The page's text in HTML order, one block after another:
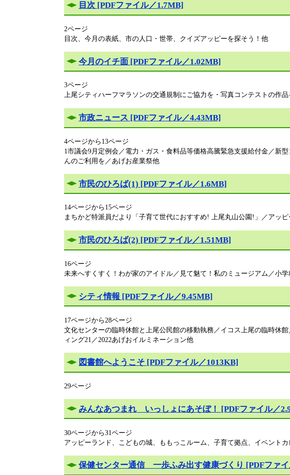
目次 [PDFファイル／1.7MB]
2ページ
目次、今月の表紙、市の人口・世帯、クイズアッピーを探そう！他
今月のイチ面 [PDFファイル／1.02MB]
3ページ
上尾シティハーフマラソンの交通規制にご協力を・写真コンテストの作
市政ニュース [PDFファイル／4.43MB]
4ページから13ページ
1市議会9月定例会／電力・ガス・食料品等価格高騰緊急支援給付金／新
んのご利用を／あげお産業祭他
市民のひろば(1) [PDFファイル／1.6MB]
14ページから15ページ
まちかど特派員だより「子育て世代におすすめ! 上尾丸山公園!」／アッ
市民のひろば(2) [PDFファイル／1.51MB]
16ページ
未来へすくすく！わが家のアイドル／見て魅て！私のミュージアム／小学
シティ情報 [PDFファイル／9.45MB]
17ページから28ページ
文化センターの臨時休館と上尾公民館の移動執務／イコス上尾の臨時休
ィング21／2022あげおイルミネーション他
図書館へようこそ [PDFファイル／1013KB]
29ページ
みんなあつまれ いっしょにあそぼ！ [PDFファイル／
30ページから31ページ
アッピーランド、こどもの城、ももっこルーム、子育て拠点、イベントカ
保健センター通信 一歩ふみ出す健康づくり [PDFファイ